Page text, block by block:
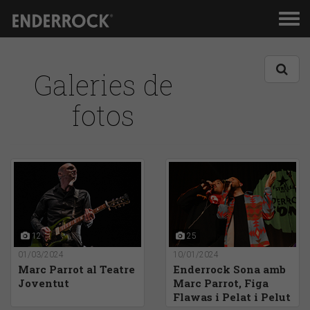
Galeries de
fotos
12
01/03/2024
Marc Parrot al Teatre
Joventut
25
10/01/2024
Enderrock Sona amb
Marc Parrot, Figa
Flawas i Pelat i Pelut